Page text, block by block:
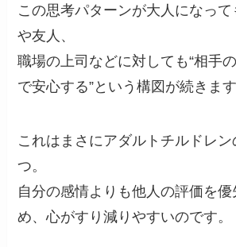
この思考パターンが大人になって
や友人、
職場の上司などに対しても“相手
で安心する”という構図が続きます
これはまさにアダルトチルドレン
つ。
自分の感情よりも他人の評価を
め、心がすり減りやすいのです。